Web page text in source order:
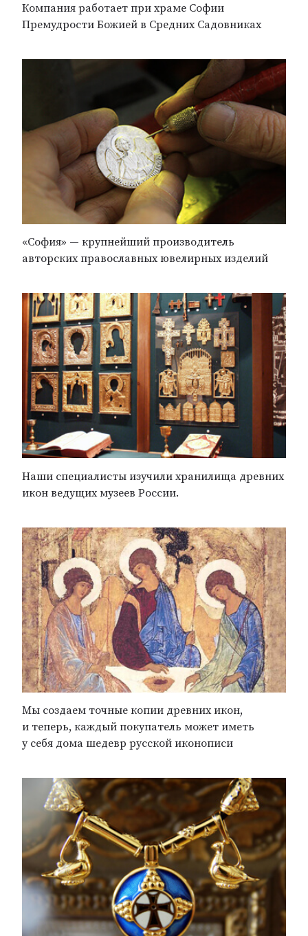
Компания работает при храме Софии
Премудрости Божией в Средних Садовниках
«София» — крупнейший производитель
авторских православных ювелирных изделий
Наши специалисты изучили хранилища древних
икон ведущих музеев России.
Мы создаем точные копии древних икон,
и теперь, каждый покупатель может иметь
у себя дома шедевр русской иконописи